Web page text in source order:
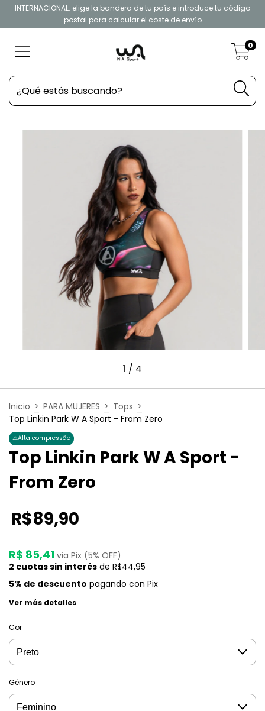
INTERNACIONAL: elige la bandera de tu país e introduce tu código
postal para calcular el coste de envío
0
1 / 4
Inicio > PARA MUJERES > Tops >
Top Linkin Park W A Sport - From Zero
⚠️Alta compressão
Top Linkin Park W A Sport -
From Zero
R$89,90
R$ 85,41 via Pix (5% OFF)
2 cuotas sin interés de R$44,95
5% de descuento pagando con Pix
Ver más detalles
Cor
Gênero